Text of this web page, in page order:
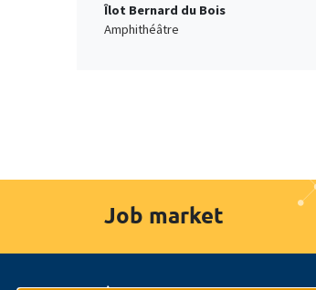
Îlot Bernard du Bois
Amphithéâtre
Job market